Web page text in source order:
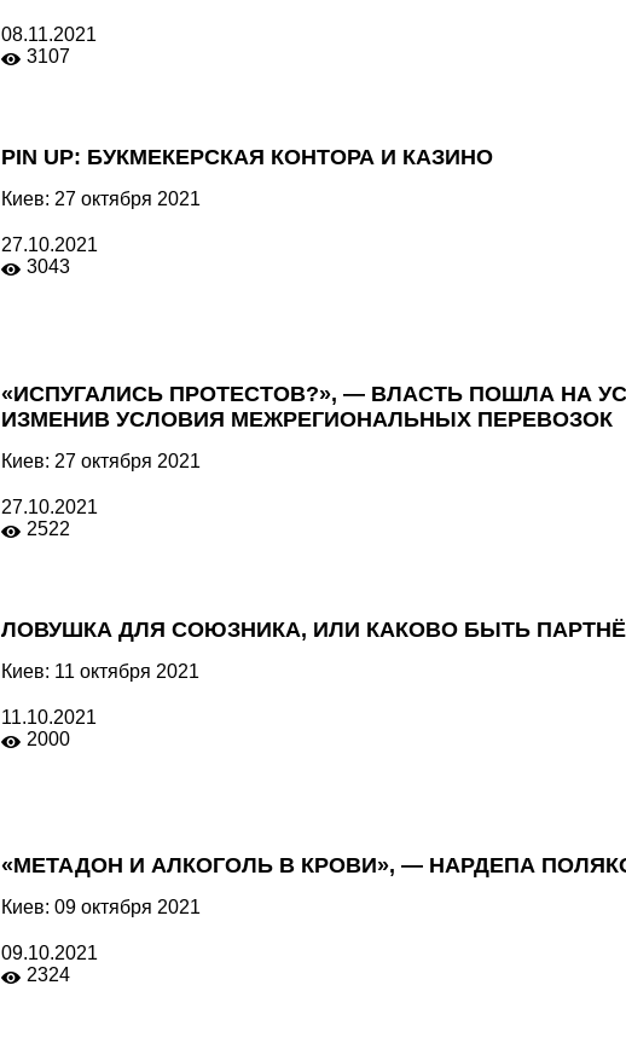
08.11.2021
3107
PIN UP: БУКМЕКЕРСКАЯ КОНТОРА И КАЗИНО
Киев: 27 октября 2021
27.10.2021
3043
«ИСПУГАЛИСЬ ПРОТЕСТОВ?», — ВЛАСТЬ ПОШЛА НА
ИЗМЕНИВ УСЛОВИЯ МЕЖРЕГИОНАЛЬНЫХ ПЕРЕВОЗОК
Киев: 27 октября 2021
27.10.2021
2522
ЛОВУШКА ДЛЯ СОЮЗНИКА, ИЛИ КАКОВО БЫТЬ
Киев: 11 октября 2021
11.10.2021
2000
«МЕТАДОН И АЛКОГОЛЬ В КРОВИ», — НАРДЕПА
Киев: 09 октября 2021
09.10.2021
2324